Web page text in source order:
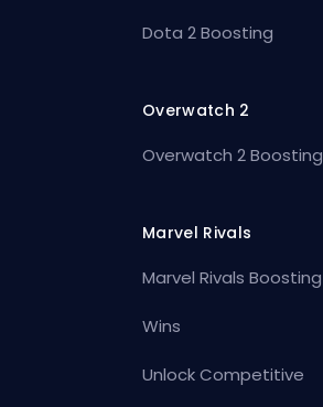
Dota 2 Boosting
Overwatch 2
Overwatch 2 Boosting
Marvel Rivals
Marvel Rivals Boosting
Wins
Unlock Competitive